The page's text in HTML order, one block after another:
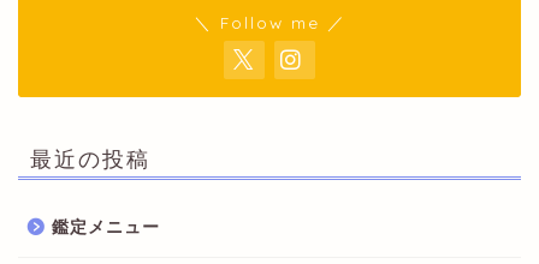
＼ Follow me ／
最近の投稿
鑑定メニュー